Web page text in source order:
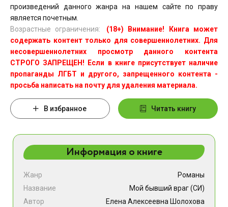
произведений данного жанра на нашем сайте по праву
является почетным.
Возрастные ограничения:
(18+) Внимание! Книга может
содержать контент только для совершеннолетних. Для
несовершеннолетних просмотр данного контента
СТРОГО ЗАПРЕЩЕН! Если в книге присутствует наличие
пропаганды ЛГБТ и другого, запрещенного контента -
просьба написать на почту для удаления материала.
В избранное Читать книгу
Информация о книге
Жанр
Романы
Название
Мой бывший враг (СИ)
Автор
Елена Алексеевна Шолохова